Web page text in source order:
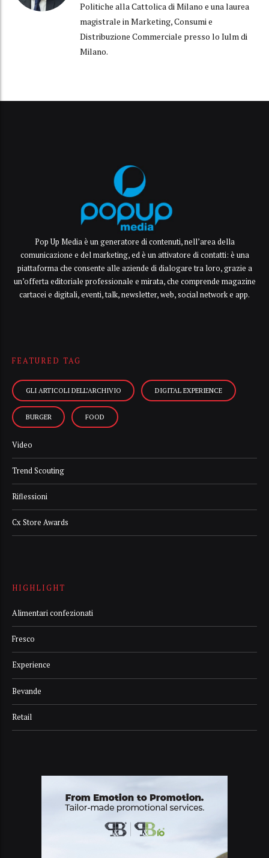
Politiche alla Cattolica di Milano e una laurea
magistrale in Marketing, Consumi e
Distribuzione Commerciale presso lo Iulm di
Milano.
Pop Up Media è un generatore di contenuti, nell’area della
comunicazione e del marketing, ed è un attivatore di contatti: è una
piattaforma che consente alle aziende di dialogare tra loro, grazie a
un’offerta editoriale professionale e mirata, che comprende magazine
cartacei e digitali, eventi, talk, newsletter, web, social network e app.
FEATURED TAG
GLI ARTICOLI DELL’ARCHIVIO DIGITAL EXPERIENCE
BURGER FOOD
Video
Trend Scouting
Riflessioni
Cx Store Awards
HIGHLIGHT
Alimentari confezionati
Fresco
Experience
Bevande
Retail